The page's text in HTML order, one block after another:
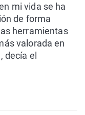
mi vida se ha
de forma
herramientas
valorada en
decía el